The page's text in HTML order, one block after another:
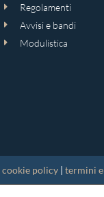
Regolamenti
Avvisi e bandi
Modulistica
cookie policy| termini e